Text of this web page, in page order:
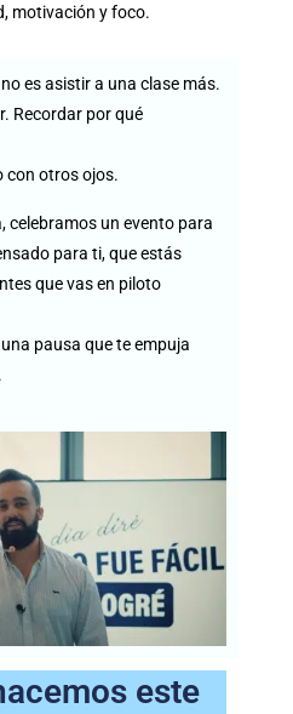
motivación y foco.
es asistir a una clase más.
Recordar por qué
con otros ojos.
celebramos un evento para
para ti, que estás
que vas en piloto
pausa que te empuja
este